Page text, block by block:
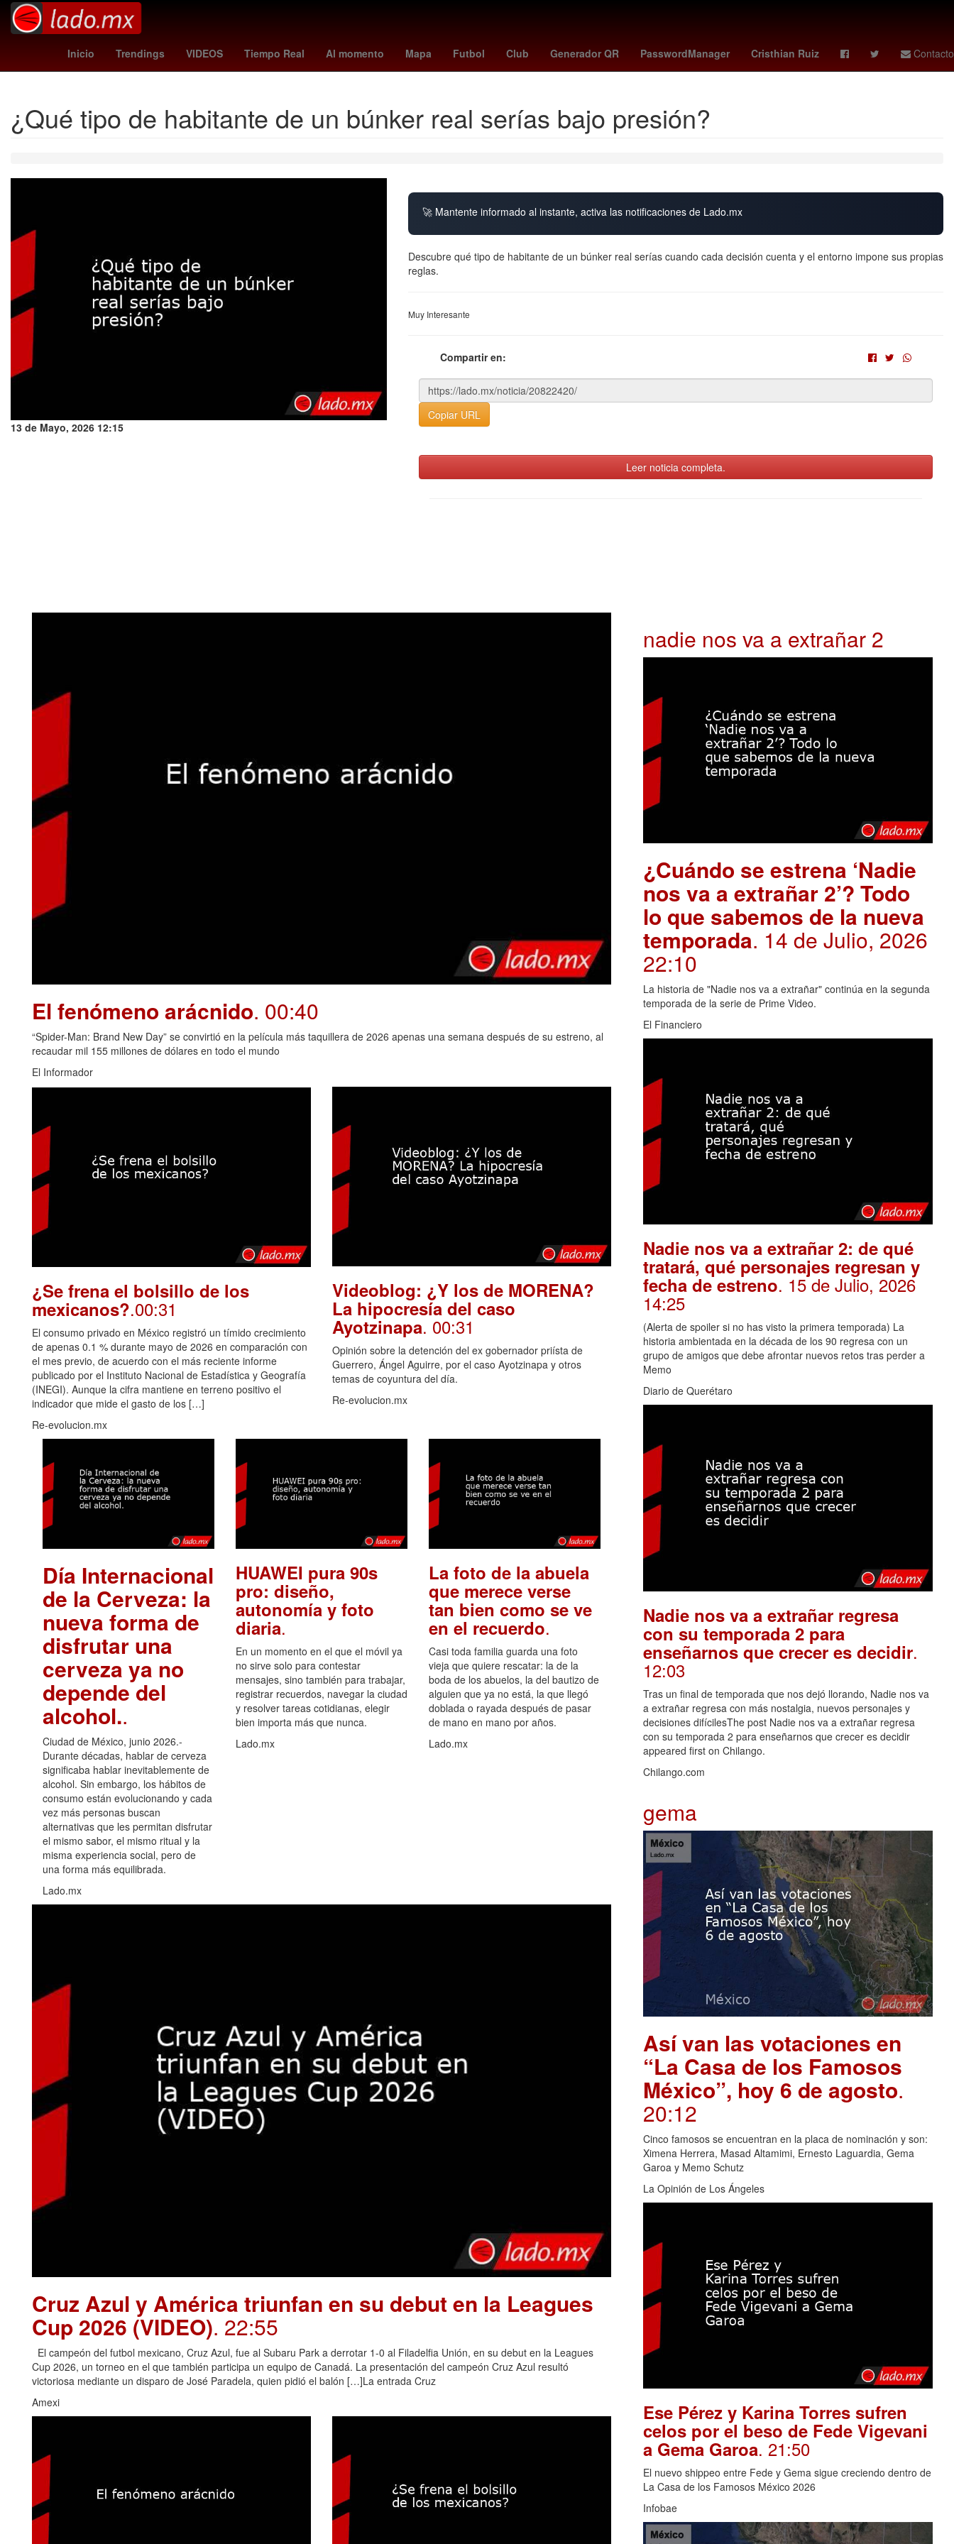
Inicio Trendings VIDEOS Tiempo Real Al momento Mapa Futbol Club Generador QR PasswordManager Cristhian Ruiz Contacto
ine citas para tramitar credencial meli+ domenica montero capitulo 45 nottingham forest - wolves Don Omar Brie Larson Ácido graso aston villa - brighton clima mexicali Cameron Diaz
¿Qué tipo de habitante de un búnker real serías bajo presión?
13 de Mayo, 2026 12:15
🚀 Mantente informado al instante, activa las notificaciones de Lado.mx
Descubre qué tipo de habitante de un búnker real serías cuando cada decisión cuenta y el entorno impone sus propias
reglas.
Muy Interesante
Compartir en:
Copiar URL
Leer noticia completa.
El fenómeno arácnido. 00:40
“Spider-Man: Brand New Day” se convirtió en la película más taquillera de 2026 apenas una semana después de su estreno, al
recaudar mil 155 millones de dólares en todo el mundo
El Informador
¿Se frena el bolsillo de los
mexicanos?.00:31
El consumo privado en México registró un tímido crecimiento
de apenas 0.1 % durante mayo de 2026 en comparación con
el mes previo, de acuerdo con el más reciente informe
publicado por el Instituto Nacional de Estadística y Geografía
(INEGI). Aunque la cifra mantiene en terreno positivo el
indicador que mide el gasto de los […]
Re-evolucion.mx
Videoblog: ¿Y los de MORENA?
La hipocresía del caso
Ayotzinapa. 00:31
Opinión sobre la detención del ex gobernador priísta de
Guerrero, Ángel Aguirre, por el caso Ayotzinapa y otros
temas de coyuntura del día.
Re-evolucion.mx
Día Internacional
de la Cerveza: la
nueva forma de
disfrutar una
cerveza ya no
depende del
alcohol..
Ciudad de México, junio 2026.-
Durante décadas, hablar de cerveza
significaba hablar inevitablemente de
alcohol. Sin embargo, los hábitos de
consumo están evolucionando y cada
vez más personas buscan
alternativas que les permitan disfrutar
el mismo sabor, el mismo ritual y la
misma experiencia social, pero de
una forma más equilibrada.
Lado.mx
HUAWEI pura 90s
pro: diseño,
autonomía y foto
diaria.
En un momento en el que el móvil ya
no sirve solo para contestar
mensajes, sino también para trabajar,
registrar recuerdos, navegar la ciudad
y resolver tareas cotidianas, elegir
bien importa más que nunca.
Lado.mx
La foto de la abuela
que merece verse
tan bien como se ve
en el recuerdo.
Casi toda familia guarda una foto
vieja que quiere rescatar: la de la
boda de los abuelos, la del bautizo de
alguien que ya no está, la que llegó
doblada o rayada después de pasar
de mano en mano por años.
Lado.mx
Cruz Azul y América triunfan en su debut en la Leagues
Cup 2026 (VIDEO). 22:55
El campeón del futbol mexicano, Cruz Azul, fue al Subaru Park a derrotar 1-0 al Filadelfia Unión, en su debut en la Leagues
Cup 2026, un torneo en el que también participa un equipo de Canadá. La presentación del campeón Cruz Azul resultó
victoriosa mediante un disparo de José Paradela, quien pidió el balón […]La entrada Cruz
Amexi
nadie nos va a extrañar 2
¿Cuándo se estrena ‘Nadie
nos va a extrañar 2’? Todo
lo que sabemos de la nueva
temporada. 14 de Julio, 2026
22:10
La historia de "Nadie nos va a extrañar" continúa en la segunda
temporada de la serie de Prime Video.
El Financiero
Nadie nos va a extrañar 2: de qué
tratará, qué personajes regresan y
fecha de estreno. 15 de Julio, 2026
14:25
(Alerta de spoiler si no has visto la primera temporada) La
historia ambientada en la década de los 90 regresa con un
grupo de amigos que debe afrontar nuevos retos tras perder a
Memo
Diario de Querétaro
Nadie nos va a extrañar regresa
con su temporada 2 para
enseñarnos que crecer es decidir.
12:03
Tras un final de temporada que nos dejó llorando, Nadie nos va
a extrañar regresa con más nostalgia, nuevos personajes y
decisiones difícilesThe post Nadie nos va a extrañar regresa
con su temporada 2 para enseñarnos que crecer es decidir
appeared first on Chilango.
Chilango.com
gema
Así van las votaciones en
“La Casa de los Famosos
México”, hoy 6 de agosto.
20:12
Cinco famosos se encuentran en la placa de nominación y son:
Ximena Herrera, Masad Altamimi, Ernesto Laguardia, Gema
Garoa y Memo Schutz
La Opinión de Los Ángeles
Ese Pérez y Karina Torres sufren
celos por el beso de Fede Vigevani
a Gema Garoa. 21:50
El nuevo shippeo entre Fede y Gema sigue creciendo dentro de
La Casa de los Famosos México 2026
Infobae